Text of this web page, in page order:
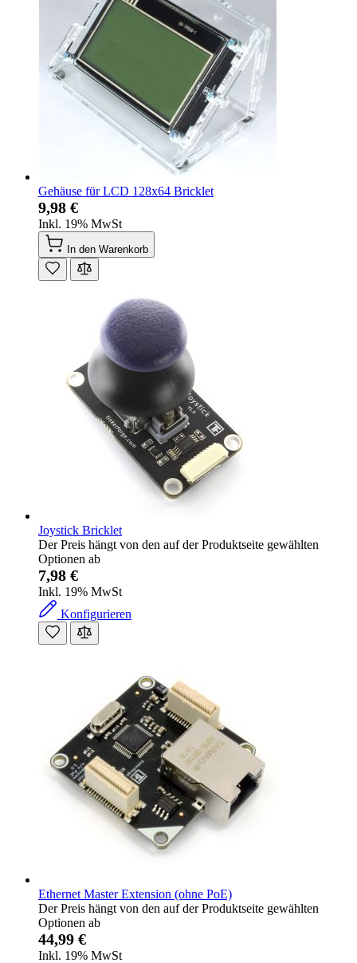
Gehäuse für LCD 128x64 Bricklet
9,98 €
Inkl. 19% MwSt
In den Warenkorb
Joystick Bricklet
Der Preis hängt von den auf der Produktseite gewählten
Optionen ab
7,98 €
Inkl. 19% MwSt
Konfigurieren
Ethernet Master Extension (ohne PoE)
Der Preis hängt von den auf der Produktseite gewählten
Optionen ab
44,99 €
Inkl. 19% MwSt